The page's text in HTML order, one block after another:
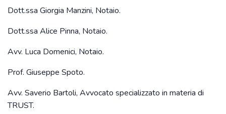
Dott.ssa Giorgia Manzini, Notaio.
Dott.ssa Alice Pinna, Notaio.
Avv. Luca Domenici, Notaio.
Prof. Giuseppe Spoto.
Avv. Saverio Bartoli, Avvocato specializzato in materia di
TRUST.